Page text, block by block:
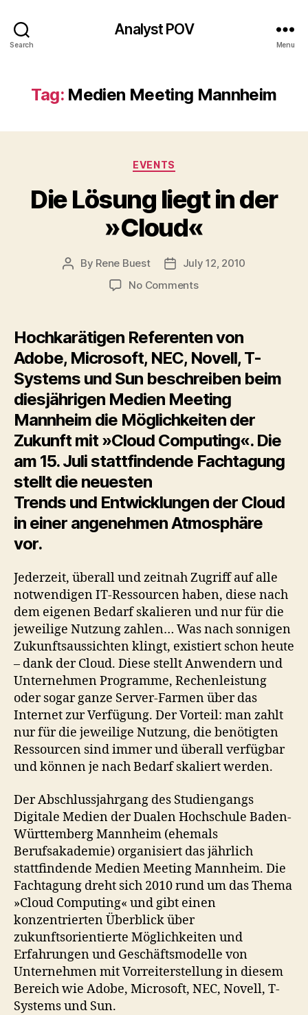
Search
Analyst POV
Menu
Tag: Medien Meeting Mannheim
Categories
EVENTS
Die Lösung liegt in der
»Cloud«
Post
By Rene Buest
PostJuly 12, 2010
No Commentson
in
der
»Cloud«
Hochkarätigen Referenten von
Adobe, Microsoft, NEC, Novell, T-
Systems und Sun beschreiben beim
diesjährigen Medien Meeting
Mannheim die Möglichkeiten der
Zukunft mit »Cloud Computing«. Die
am 15. Juli stattfindende Fachtagung
stellt die neuesten
Trends und Entwicklungen der Cloud
in einer angenehmen Atmosphäre
vor.
Jederzeit, überall und zeitnah Zugriff auf alle
notwendigen IT‐Ressourcen haben, diese nach
dem eigenen Bedarf skalieren und nur für die
jeweilige Nutzung zahlen… Was nach sonnigen
Zukunftsaussichten klingt, existiert schon heute
– dank der Cloud. Diese stellt Anwendern und
Unternehmen Programme, Rechenleistung
oder sogar ganze Server-Farmen über das
Internet zur Verfügung. Der Vorteil: man zahlt
nur für die jeweilige Nutzung, die benötigten
Ressourcen sind immer und überall verfügbar
und können je nach Bedarf skaliert werden.
Der Abschlussjahrgang des Studiengangs
Digitale Medien der Dualen Hochschule Baden-
Württemberg Mannheim (ehemals
Berufsakademie) organisiert das jährlich
stattfindende Medien Meeting Mannheim. Die
Fachtagung dreht sich 2010 rund um das Thema
»Cloud Computing« und gibt einen
konzentrierten Überblick über
zukunftsorientierte Möglichkeiten und
Erfahrungen und Geschäftsmodelle von
Unternehmen mit Vorreiterstellung in diesem
Bereich wie Adobe, Microsoft, NEC, Novell, T-
Systems und Sun.